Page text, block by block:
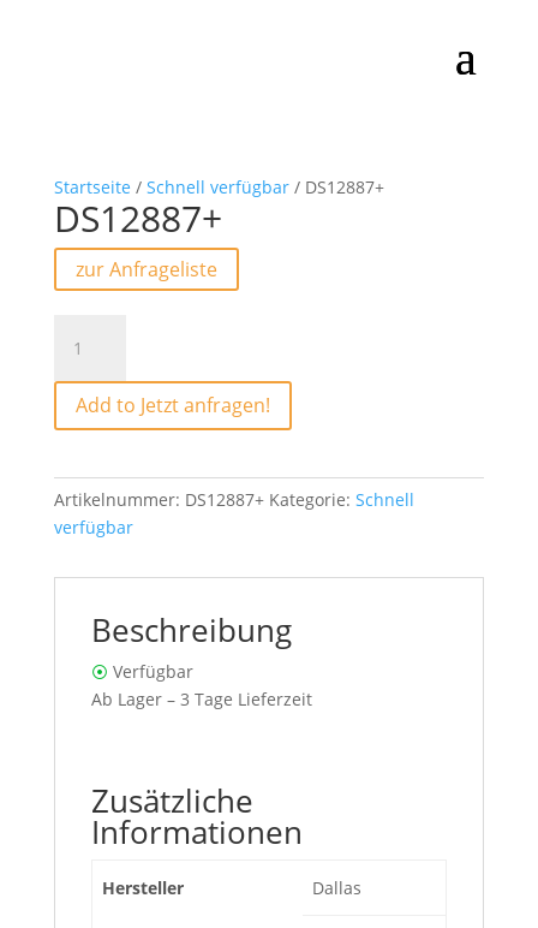
Startseite / Schnell verfügbar/ DS12887+
DS12887+
zur Anfrageliste
Menge
Add to Jetzt anfragen!
Artikelnummer: DS12887+ Kategorie: Schnell
verfügbar
Beschreibung
⦿ Verfügbar
Ab Lager – 3 Tage Lieferzeit
Zusätzliche
Informationen
Hersteller Dallas